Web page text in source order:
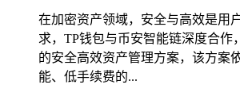
在加密资产领域，安全与高效是用
求，TP钱包与币安智能链深度合作
的安全高效资产管理方案，该方案
能、低手续费的...